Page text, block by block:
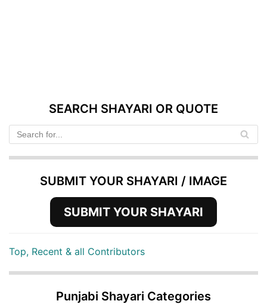
SEARCH SHAYARI OR QUOTE
SUBMIT YOUR SHAYARI / IMAGE
SUBMIT YOUR SHAYARI
Top, Recent & all Contributors
Punjabi Shayari Categories